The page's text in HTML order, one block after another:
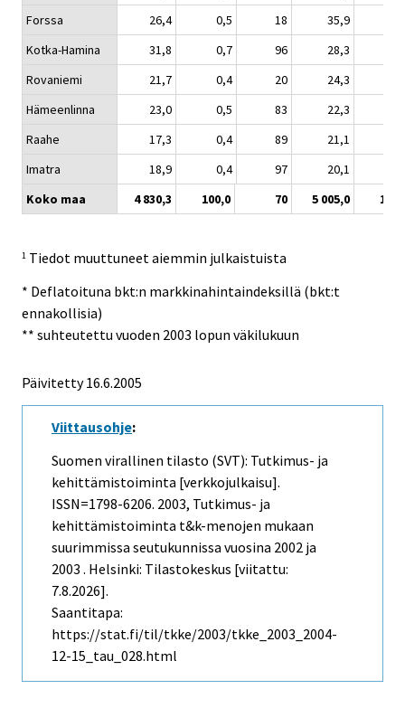
Forssa
26,4 0,5 18 35,9
Kotka-Hamina
31,8 0,7 96 28,3
Rovaniemi
21,7 0,4 20 24,3
Hämeenlinna
23,0 0,5 83 22,3
Raahe
17,3 0,4 89 21,1
Imatra
18,9 0,4 97 20,1
Koko maa
4 830,3 100,0 70 5 005,0
1 Tiedot muuttuneet aiemmin julkaistuista
* Deflatoituna bkt:n markkinahintaindeksillä (bkt:t
ennakollisia)
** suhteutettu vuoden 2003 lopun väkilukuun
Päivitetty16.6.2005
Viittausohje:
Suomen virallinen tilasto (SVT): Tutkimus- ja
kehittämistoiminta [verkkojulkaisu].
ISSN=1798-6206. 2003, Tutkimus- ja
kehittämistoiminta t&k-menojen mukaan
suurimmissa seutukunnissa vuosina 2002 ja
2003 . Helsinki: Tilastokeskus [viitattu:
7.8.2026].
Saantitapa:
https://stat.fi/til/tkke/2003/tkke_2003_2004-
12-15_tau_028.html